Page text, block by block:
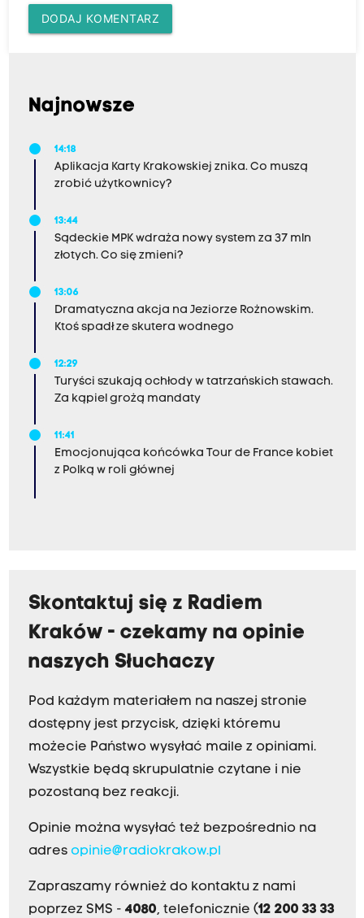
DODAJ KOMENTARZ
Najnowsze
14:18
Aplikacja Karty Krakowskiej znika. Co muszą
zrobić użytkownicy?
13:44
Sądeckie MPK wdraża nowy system za 37 mln
złotych. Co się zmieni?
13:06
Dramatyczna akcja na Jeziorze Rożnowskim.
Ktoś spadł ze skutera wodnego
12:29
Turyści szukają ochłody w tatrzańskich stawach.
Za kąpiel grożą mandaty
11:41
Emocjonująca końcówka Tour de France kobiet
z Polką w roli głównej
Skontaktuj się z Radiem
Kraków - czekamy na opinie
naszych Słuchaczy
Pod każdym materiałem na naszej stronie
dostępny jest przycisk, dzięki któremu
możecie Państwo wysyłać maile z opiniami.
Wszystkie będą skrupulatnie czytane i nie
pozostaną bez reakcji.
Opinie można wysyłać też bezpośrednio na
adres opinie@radiokrakow.pl
Zapraszamy również do kontaktu z nami
poprzez SMS - 4080, telefonicznie (12 200 33 33